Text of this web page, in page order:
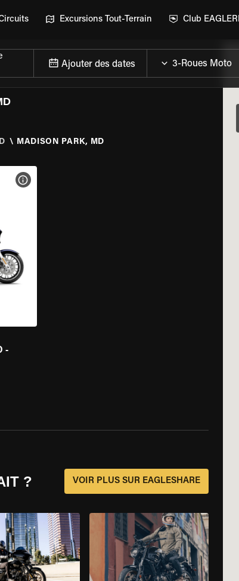
Excursions Tout-Terrain Club
Ajouter des dates
\ MADISON PARK, MD
-
VOIR LES SPÉCIFICATIONS DE LA MOTO
? VOIR PLUS SUR EAGLESHARE